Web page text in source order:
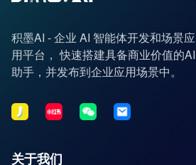
积墨AI - 企业 AI 智能体开发和场景应
用平台， 快速搭建具备商业价值的AI
助手，并发布到企业应用场景中。
关于我们